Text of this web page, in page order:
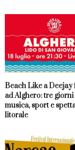
Beach Like a Deejay
ad Alghero: tre
musica, sport e
litorale